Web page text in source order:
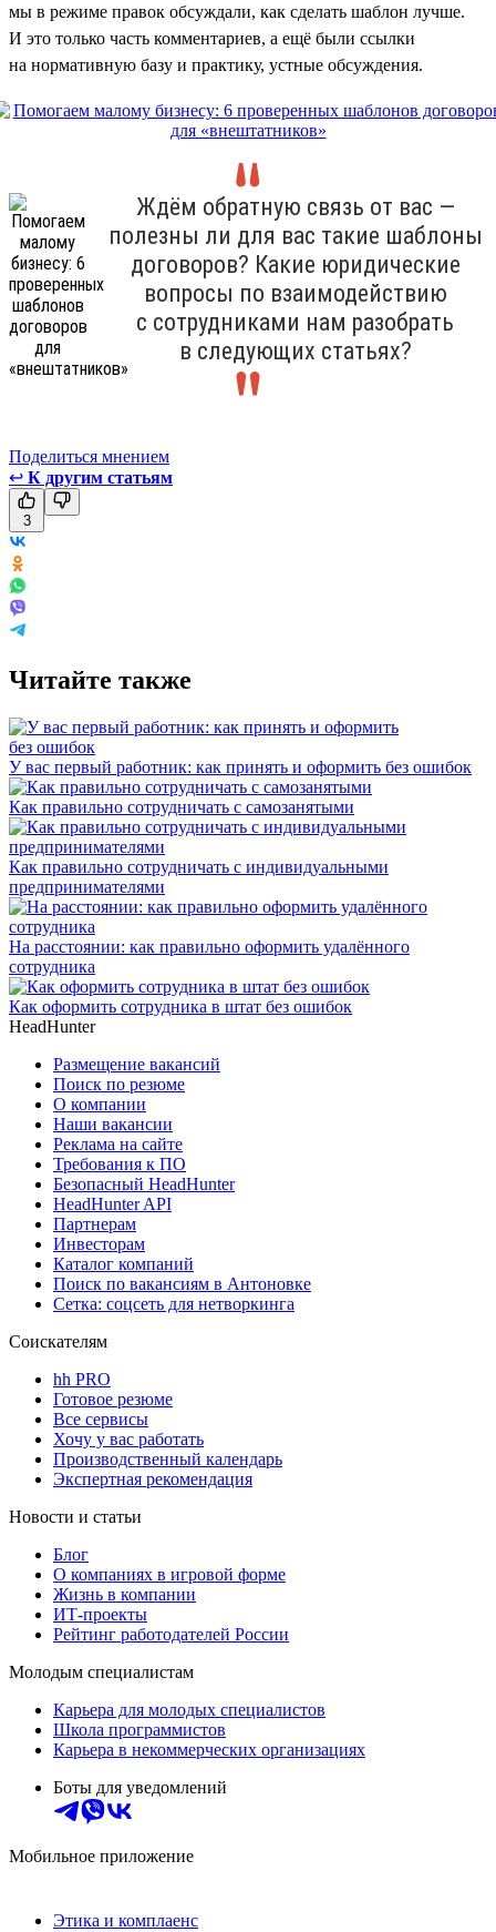
мы в режиме правок обсуждали, как сделать шаблон лучше.
И это только часть комментариев, а ещё были ссылки
на нормативную базу и практику, устные обсуждения.
Ждём обратную связь от вас —
полезны ли для вас такие шаблоны
договоров? Какие юридические
вопросы по взаимодействию
с сотрудниками нам разобрать
в следующих статьях?
Поделиться мнением
↩ К другим статьям
3
Читайте также
У вас первый работник: как принять и оформить без ошибок
Как правильно сотрудничать с самозанятыми
Как правильно сотрудничать с индивидуальными
предпринимателями
На расстоянии: как правильно оформить удалённого
сотрудника
Как оформить сотрудника в штат без ошибок
HeadHunter
Размещение вакансий
Поиск по резюме
О компании
Наши вакансии
Реклама на сайте
Требования к ПО
Безопасный HeadHunter
HeadHunter API
Партнерам
Инвесторам
Каталог компаний
Поиск по вакансиям в Антоновке
Сетка: соцсеть для нетворкинга
Соискателям
hh PRO
Готовое резюме
Все сервисы
Хочу у вас работать
Производственный календарь
Экспертная рекомендация
Новости и статьи
Блог
О компаниях в игровой форме
Жизнь в компании
ИТ-проекты
Рейтинг работодателей России
Молодым специалистам
Карьера для молодых специалистов
Школа программистов
Карьера в некоммерческих организациях
Боты для уведомлений
Мобильное приложение
Этика и комплаенс